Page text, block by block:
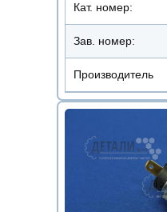
Кат. номер:
Зав. номер:
Производитель